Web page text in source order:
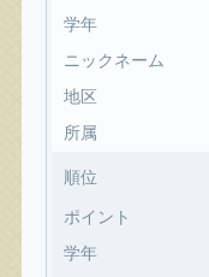
学年
ニックネーム
地区
所属
順位
ポイント
学年